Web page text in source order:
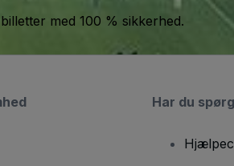
med 100 % sikkerhed.
Har du